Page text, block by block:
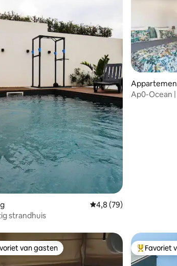
van 4,92 op 5, 148 recensies
Gemiddelde beoordeling
4,8 (79)
strandhuis
Ap0-Ocean |
van gasten
van gasten Favoriet